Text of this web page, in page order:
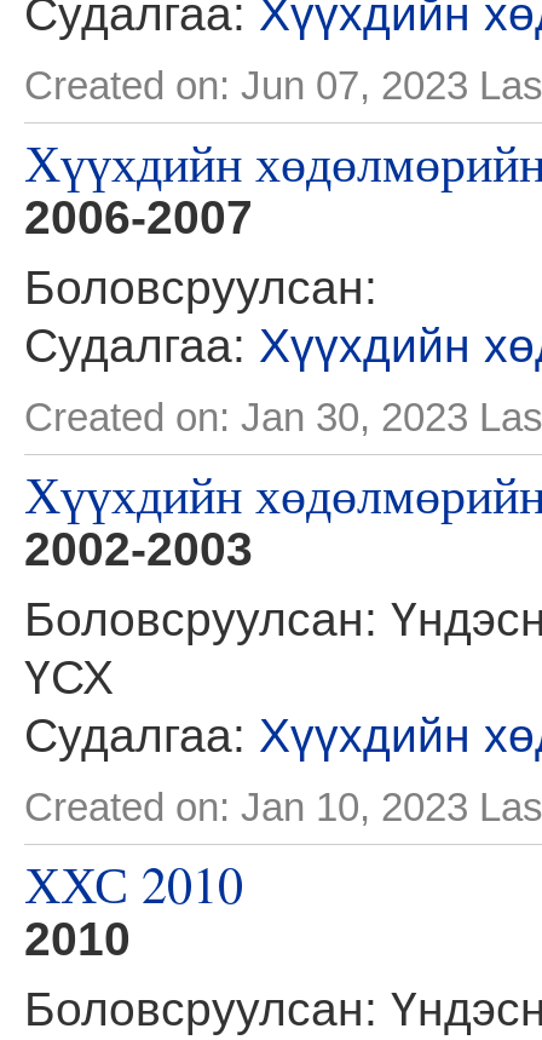
Судалгаа: Хүүхдийн
Created on: Jun 07, 2023
Хүүхдийн
2006-2007
Боловсруулсан:
Судалгаа: Хүүхдийн
Created on: Jan 30, 2023
Хүүхдийн
2002-2003
Боловсруулсан:
ҮСХ
Судалгаа: Хүүхдийн
Created on: Jan 10, 2023
ХХС 2010
2010
Боловсруулсан: